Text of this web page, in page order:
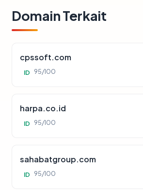
Domain Terkait
cpssoft.com
ID 95/100
harpa.co.id
ID 95/100
sahabatgroup.com
ID 95/100